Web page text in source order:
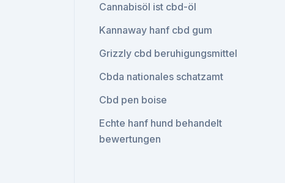
Cannabisöl ist cbd-öl
Kannaway hanf cbd gum
Grizzly cbd beruhigungsmittel
Cbda nationales schatzamt
Cbd pen boise
Echte hanf hund behandelt
bewertungen